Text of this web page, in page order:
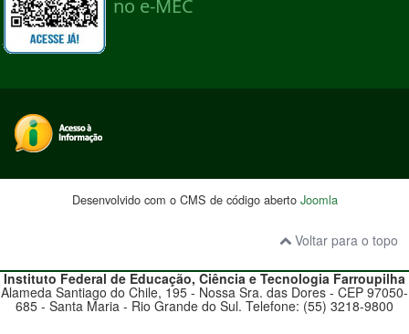
Desenvolvido com o CMS de código aberto Joomla
Voltar para o topo
Instituto Federal de Educação, Ciência e Tecnologia Farroupilha
Alameda Santiago do Chile, 195 - Nossa Sra. das Dores - CEP 97050-
685 - Santa Maria - Rio Grande do Sul. Telefone: (55) 3218-9800